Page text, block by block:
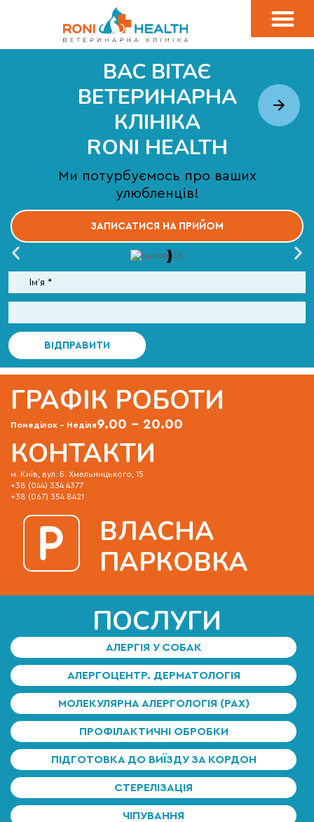
ВАС ВІТАЄ
ВЕТЕРИНАРНА
КЛІНІКА
RONI HEALTH
Ми потурбуємось про ваших
улюбленців!
ЗАПИСАТИСЯ НА ПРИЙОМ
ГРАФІК РОБОТИ
Понеділок – Неділя9.00 – 20.00
КОНТАКТИ
м. Київ, вул. Б. Хмельницького, 15
+38 (044) 334 4377
+38 (067) 354 8421
ВЛАСНА
ПАРКОВКА
ПОСЛУГИ
АЛЕРГІЯ У СОБАК
АЛЕРГОЦЕНТР. ДЕРМАТОЛОГІЯ
МОЛЕКУЛЯРНА АЛЕРГОЛОГІЯ (PAX)
ПРОФІЛАКТИЧНІ ОБРОБКИ
ПІДГОТОВКА ДО ВИЇЗДУ ЗА КОРДОН
СТЕРЕЛІЗАЦІЯ
ЧІПУВАННЯ